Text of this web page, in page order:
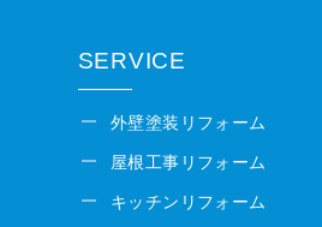
SERVICE
外壁塗装リフォーム
屋根工事リフォーム
キッチンリフォーム